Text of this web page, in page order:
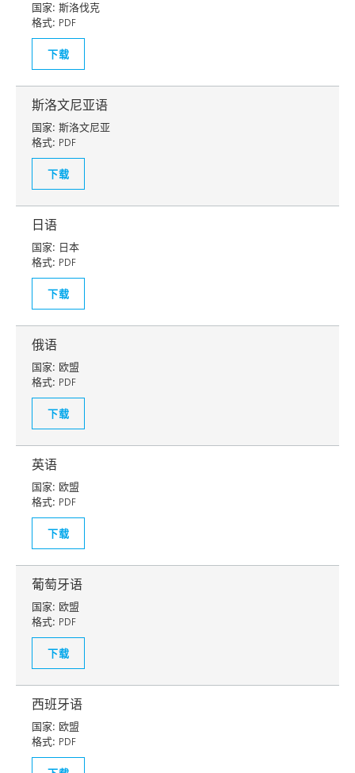
国家: 斯洛伐克
格式: PDF
下载
斯洛文尼亚语
国家: 斯洛文尼亚
格式: PDF
下载
日语
国家: 日本
格式: PDF
下载
俄语
国家: 欧盟
格式: PDF
下载
英语
国家: 欧盟
格式: PDF
下载
葡萄牙语
国家: 欧盟
格式: PDF
下载
西班牙语
国家: 欧盟
格式: PDF